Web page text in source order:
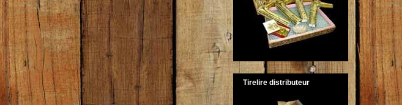
Tirelire distributeur